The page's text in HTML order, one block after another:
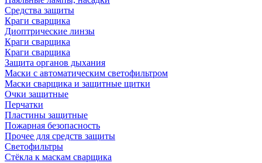
Средства защиты
Краги сварщика
Диоптрические линзы
Краги сварщика
Краги сварщика
Защита органов дыхания
Маски с автоматическим светофильтром
Маски сварщика и защитные щитки
Очки защитные
Перчатки
Пластины защитные
Пожарная безопасность
Прочее для средств защиты
Светофильтры
Стёкла к маскам сварщика